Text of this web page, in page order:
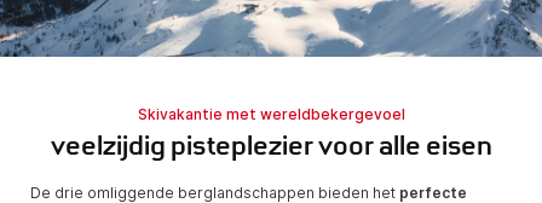
Skivakantie met wereldbekergevoel
veelzijdig pisteplezier voor alle eisen
De drie omliggende berglandschappen bieden het perfecte